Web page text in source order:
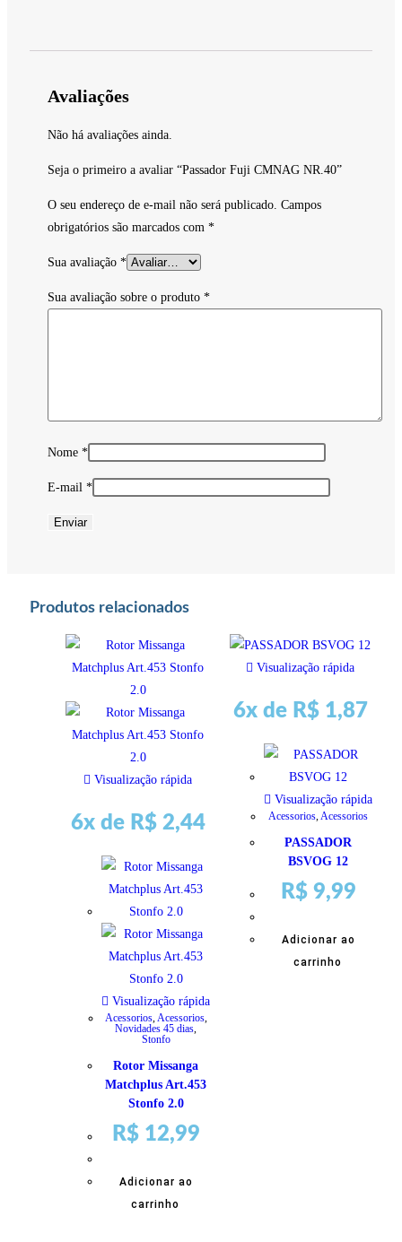
Avaliações
Não há avaliações ainda.
Seja o primeiro a avaliar “Passador Fuji CMNAG NR.40”
O seu endereço de e-mail não será publicado. Campos
obrigatórios são marcados com *
Sua avaliação *
Sua avaliação sobre o produto *
Nome *
E-mail *
Produtos relacionados
Visualização rápida
6x de R$2,44
Visualização rápida
Acessorios, Acessorios,
Novidades 45 dias
Stonfo
Rotor Missanga
Matchplus Art.453
Stonfo 2.0
R$12,99
Adicionar ao
carrinho
Visualização rápida
6x de R$1,87
Visualização rápida
Acessorios Acessorios
PASSADOR
BSVOG 12
R$9,99
Adicionar ao
carrinho